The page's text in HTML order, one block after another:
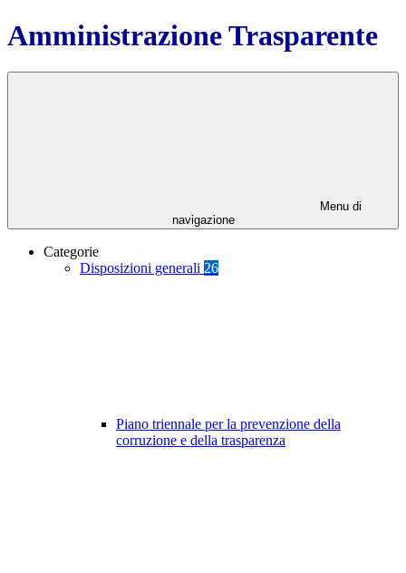
Amministrazione Trasparente
Menu di
navigazione
Categorie
Disposizioni generali 26
Piano triennale per la prevenzione della
corruzione e della trasparenza